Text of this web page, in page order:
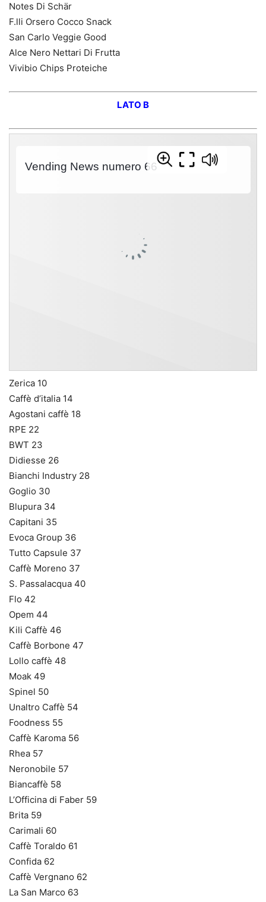
Notes Di Schär
F.lli Orsero Cocco Snack
San Carlo Veggie Good
Alce Nero Nettari Di Frutta
Vivibio Chips Proteiche
LATO B
Zerica 10
Caffè d’italia 14
Agostani caffè 18
RPE 22
BWT 23
Didiesse 26
Bianchi Industry 28
Goglio 30
Blupura 34
Capitani 35
Evoca Group 36
Tutto Capsule 37
Caffè Moreno 37
S. Passalacqua 40
Flo 42
Opem 44
Kili Caffè 46
Caffè Borbone 47
Lollo caffè 48
Moak 49
Spinel 50
Unaltro Caffè 54
Foodness 55
Caffè Karoma 56
Rhea 57
Neronobile 57
Biancaffè 58
L’Officina di Faber 59
Brita 59
Carimali 60
Caffè Toraldo 61
Confida 62
Caffè Vergnano 62
La San Marco 63